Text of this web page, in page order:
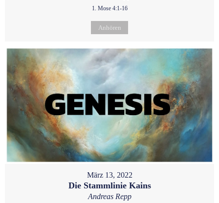
1. Mose 4:1-16
Anhören
März 13, 2022
Die Stammlinie Kains
Andreas Repp